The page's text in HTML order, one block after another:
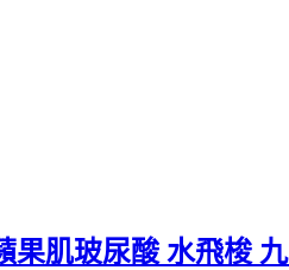
果肌玻尿酸 水飛梭